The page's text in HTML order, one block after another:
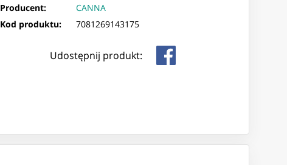
Producent:
CANNA
Kod produktu:
7081269143175
Udostępnij produkt: